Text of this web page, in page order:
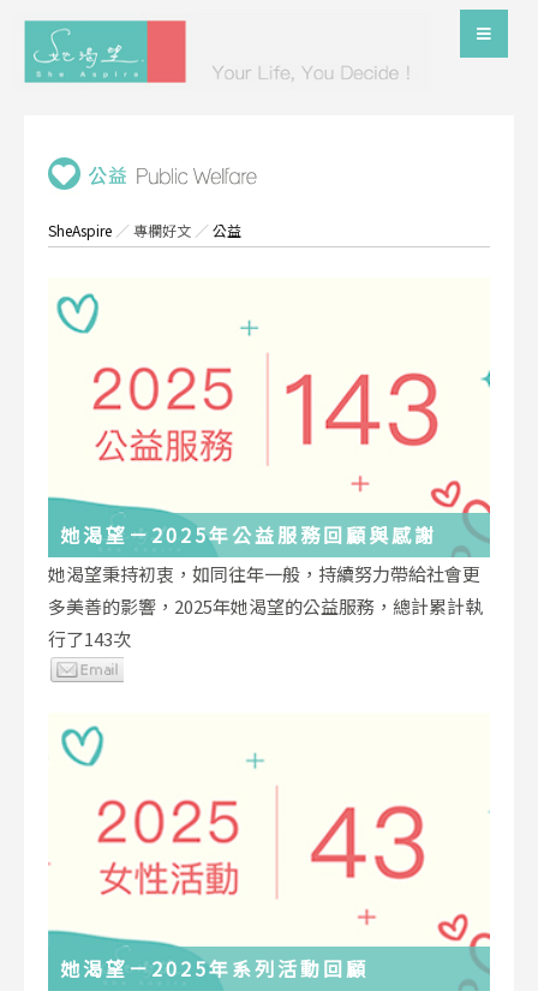
SheAspire ／專欄好文 ／公益
她渴望－2025年公益服務回顧與感謝
她渴望秉持初衷，如同往年一般，持續努力帶給社會更
多美善的影響，2025年她渴望的公益服務，總計累計執
行了143次
她渴望－2025年系列活動回顧